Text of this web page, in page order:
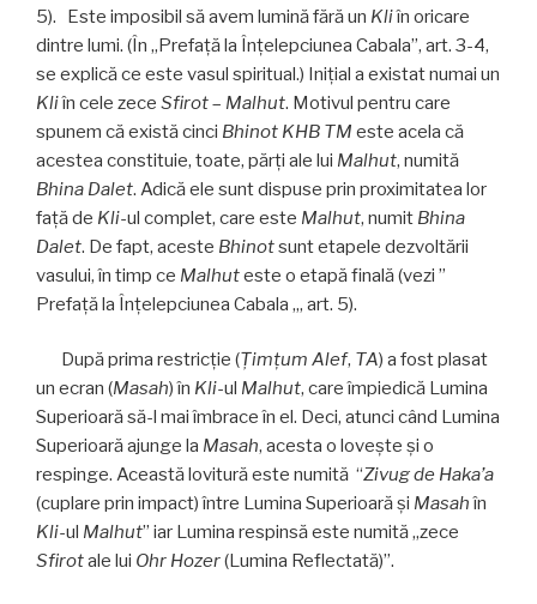
5). Este imposibil să avem lumină fără un Kliîn oricare
dintre lumi. (În „Prefaţă la Înțelepciunea Cabala”, art. 3-4,
se explică ce este vasul spiritual.) Iniţial a existat numai un
Kliîn cele zece Sfirot– Malhut. Motivul pentru care
spunem că există cinci Bhinot KHB TM este acela că
acestea constituie, toate, părţi ale lui Malhut, numită
Bhina Dalet. Adică ele sunt dispuse prin proximitatea lor
faţă de Kli-ul complet, care este Malhut, numit Bhina
Dalet. De fapt, aceste Bhinotsunt etapele dezvoltării
vasului, în timp ce Malhuteste o etapă finală (vezi ”
Prefaţă la Înțelepciunea Cabala „, art. 5).
După prima restricție (Ţimţum Alef, TA) a fost plasat
un ecran (Masah) în Kli-ul Malhut, care împiedică Lumina
Superioară să-l mai îmbrace în el. Deci, atunci când Lumina
Superioară ajunge la Masah, acesta o loveşte şi o
respinge. Această lovitură este numită “Zivug de Haka’a
(cuplare prin impact) între Lumina Superioară și Masahîn
Kli-ul Malhut” iar Lumina respinsă este numită „zece
Sfirotale lui Ohr Hozer(Lumina Reflectată)”.